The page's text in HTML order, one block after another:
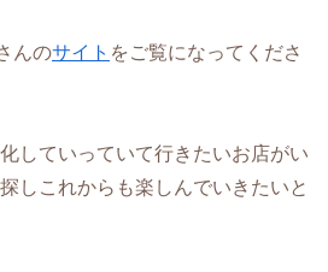
んのサイト をご覧になってくださ
していっていて行きたいお店がい
しこれからも楽しんでいきたいと